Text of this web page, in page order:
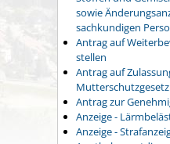
sowie
sachkundigen
Antrag auf
stellen
Antrag auf
Mutterschutzgesetz
Antrag zur
Anzeige -
Anzeige -